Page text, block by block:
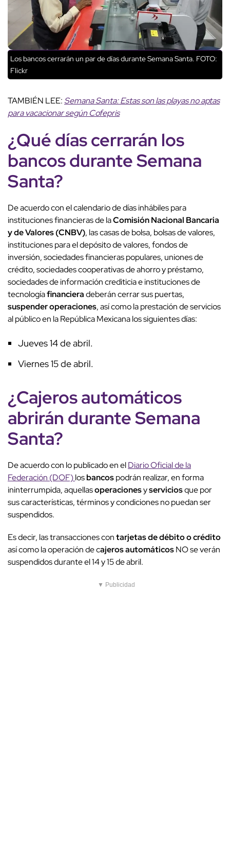
Los bancos cerrarán un par de días durante Semana Santa. FOTO:
Flickr
TAMBIÉN LEE: Semana Santa: Estas son las playas no aptas
para vacacionar según Cofepris
¿Qué días cerrarán los
bancosduranteSemana
Santa?
De acuerdo con el calendario de días inhábiles para
instituciones financieras de laComisión Nacional Bancaria
y de Valores (CNBV), las casas de bolsa, bolsas de valores,
instituciones para el depósito de valores, fondos de
inversión, sociedades financieras populares, uniones de
crédito, sociedades cooperativas de ahorro y préstamo,
sociedades de información crediticia e instituciones de
tecnologíafinancieradeberán cerrar sus puertas,
suspender operaciones, así como la prestación de servicios
al público en la República Mexicana los siguientes días:
Jueves 14 de abril.
Viernes 15 de abril.
¿Cajeros automáticos
abrirán durante Semana
Santa?
De acuerdo con lo publicado en elDiario Oficial de la
Federación (DOF)losbancospodrán realizar, en forma
ininterrumpida, aquellasoperacionesyserviciosque por
sus características, términos y condiciones no puedan ser
suspendidos.
Es decir, las transacciones contarjetas de débito o crédito
así como la operación de cajeros automáticosNO se verán
suspendidos durante el 14 y 15 de abril.
▼ Publicidad